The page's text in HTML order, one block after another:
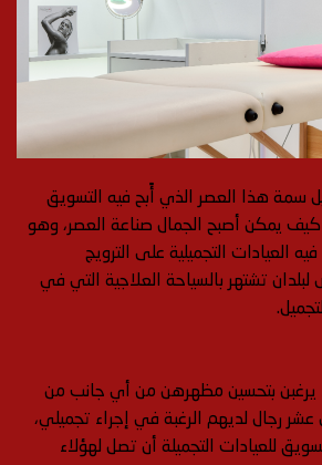
سمة هذا العصر الذي أًبح فيه التسويق
كيف يمكن أصبح الجمال صناعة العصر، وهو
العيادات التجميلية على الترويج
تشتهر بالسياحة العلاجية التي في
يرغبن بتحسين مظهرهن من أي جانب من
رجال لديهم الرغبة في إجراء تجميلي،
للعيادات التجميلة أن تصل لهؤلاء